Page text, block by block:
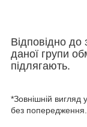
Відповідно до
даної групи
підлягають.
*Зовнішній вигляд
без попередження.